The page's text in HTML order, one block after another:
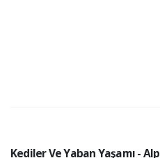
Kediler Ve Yaban Yaşamı -